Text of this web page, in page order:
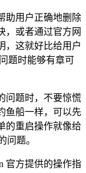
助用户正确地删除
，或者通过官方网
，这就好比给用户
题时能够有章可
问题时，不要惊慌
鱼船一样，可以先
的重启操作就像给
问题。
官方提供的操作指